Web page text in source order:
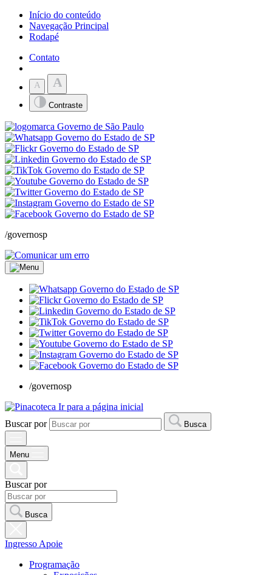
Início do conteúdo
Navegação Principal
Rodapé
Contato
A A
Contraste
/governosp
/governosp
Ir para a página inicial
Buscar por
Busca
Menu
Buscar por
Busca
Ingresso Apoie
Programação